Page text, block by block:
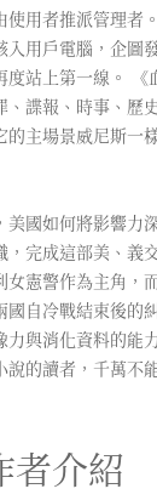
用者推派管理者
入用戶電腦，企圖
度站上第一線。 《
諜報、時事、歷
主場景威尼斯一
國如何將影響力
完成這部美、義
憲警作為主角，
自冷戰結束後的
與消化資料的能
的讀者，千萬不
者介紹